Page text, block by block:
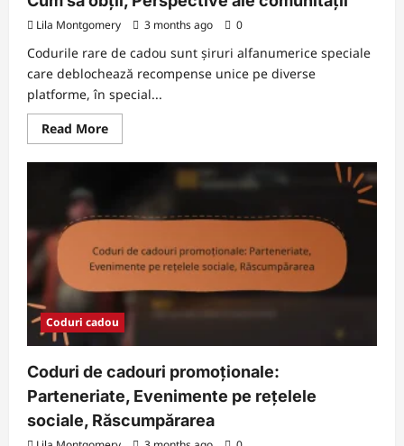
Lila Montgomery 3 months ago 0
Codurile rare de cadou sunt șiruri alfanumerice speciale
care deblochează recompense unice pe diverse
platforme, în special...
Read MoreRead
more
Coduri
Recompense
să
obții,
Perspective
ale
comunității
Coduri cadou
Coduri de cadouri promoționale:
Parteneriate, Evenimente pe rețelele
sociale, Răscumpărarea